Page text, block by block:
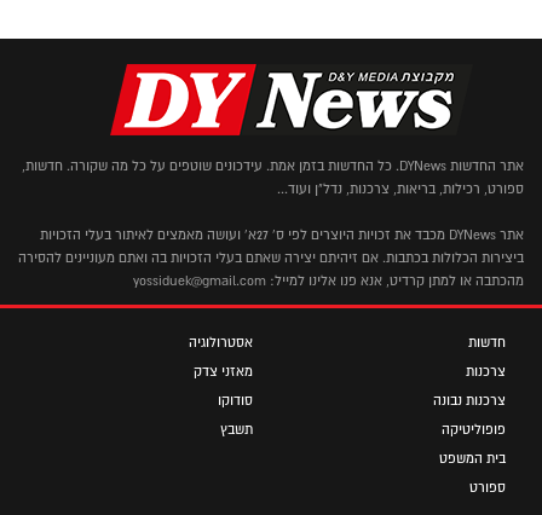
אתר החדשות DYNews. כל החדשות בזמן אמת. עידכונים שוטפים על כל מה שקורה. חדשות,
ספורט, רכילות, בריאות, צרכנות, נדל"ן ועוד...
אתר DYNews מכבד את זכויות היוצרים לפי ס' 27א' ועושה מאמצים לאיתור בעלי הזכויות
ביצירות הכלולות בכתבות. אם זיהיתם יצירה שאתם בעלי הזכויות בה ואתם מעוניינים להסירה
מהכתבה או למתן קרדיט, אנא פנו אלינו למייל: yossiduek@gmail.com
חדשות
צרכנות
צרכנות נבונה
פופוליטיקה
בית המשפט
ספורט
אסטרולוגיה
מאזני צדק
סודוקו
תשבץ